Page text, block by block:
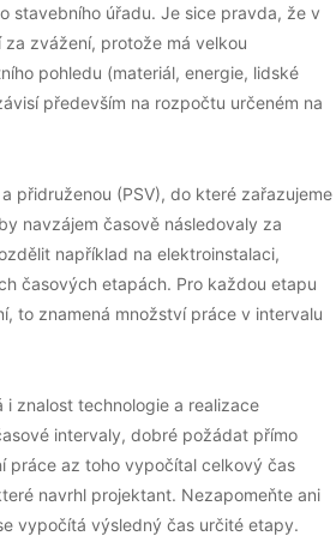
stavebního úřadu. Je sice pravda, že v
zvážení, protože má velkou
pohledu (materiál, energie, lidské
především na rozpočtu určeném na
přidruženou (PSV), do které zařazujeme
navzájem časově následovaly za
například na elektroinstalaci,
časových etapách. Pro každou etapu
to znamená množství práce v intervalu
znalost technologie a realizace
intervaly, dobré požádat přímo
práce az toho vypočítal celkový čas
navrhl projektant. Nezapomeňte ani
vypočítá výsledný čas určité etapy.